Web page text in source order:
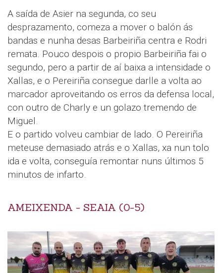
A saída de Asier na segunda, co seu
desprazamento, comeza a mover o balón ás
bandas e nunha desas Barbeiriña centra e Rodri
remata. Pouco despois o propio Barbeiriña fai o
segundo, pero a partir de aí baixa a intensidade o
Xallas, e o Pereiriña consegue darlle a volta ao
marcador aproveitando os erros da defensa local,
con outro de Charly e un golazo tremendo de
Miguel.
E o partido volveu cambiar de lado. O Pereiriña
meteuse demasiado atrás e o Xallas, xa nun tolo
ida e volta, conseguía remontar nuns últimos 5
minutos de infarto.
AMEIXENDA - SEAIA (0-5)